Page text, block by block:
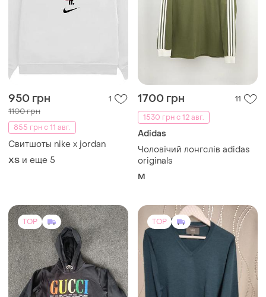
950 грн 1
1100 грн
855 грн с 11 авг.
Свитшоты nike x jordan
XS и еще 5
1700 грн
11
1530 грн с 12 авг.
Adidas
Чоловічий лонгслів adidas
originals
M
TOP TOP